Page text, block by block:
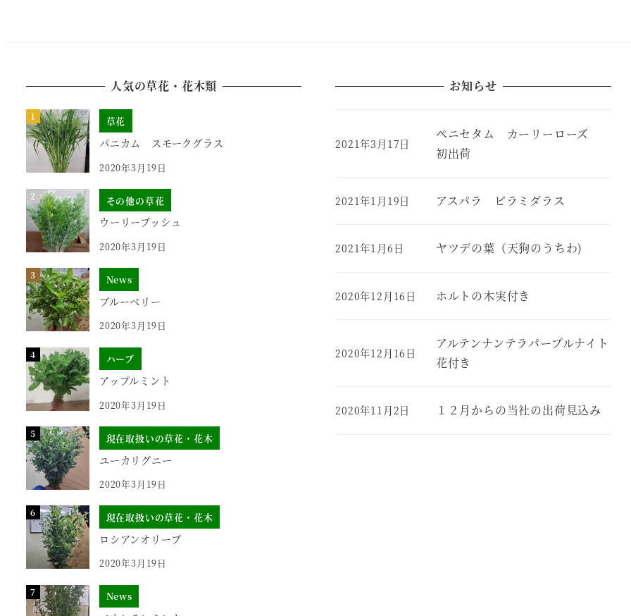
人気の草花・花木類
草花
パニカム スモークグラス
2020年3月19日
その他の草花
ウーリーブッシュ
2020年3月19日
News
ブルーベリー
2020年3月19日
ハーブ
アップルミント
2020年3月19日
現在取扱いの草花・花木
ユーカリグニー
2020年3月19日
現在取扱いの草花・花木
ロシアンオリーブ
2020年3月19日
News
お知らせ
ペニセタム カーリーローズ
初出荷
2021年3月17日
アスパラ ピラミダラス
2021年1月19日
ヤツデの葉（天狗のうちわ)
2021年1月6日
ホルトの木実付き
2020年12月16日
アルテンナンテラパープルナイト
花付き
2020年12月16日
１２月からの当社の出荷見込み
2020年11月2日